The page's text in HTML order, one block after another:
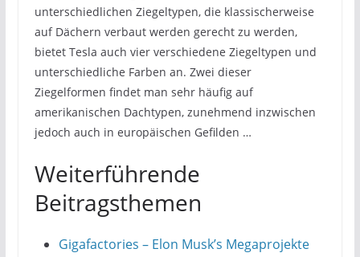
unterschiedlichen Ziegeltypen, die klassischerweise
auf Dächern verbaut werden gerecht zu werden,
bietet Tesla auch vier verschiedene Ziegeltypen und
unterschiedliche Farben an. Zwei dieser
Ziegelformen findet man sehr häufig auf
amerikanischen Dachtypen, zunehmend inzwischen
jedoch auch in europäischen Gefilden …
Weiterführende
Beitragsthemen
Gigafactories – Elon Musk’s Megaprojekte